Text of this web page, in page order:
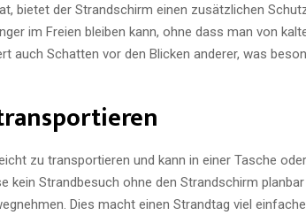
bietet der Strandschirm einen zusätzlichen
im Freien bleiben kann, ohne dass man von
auch Schatten vor den Blicken anderer, was
zu transportieren und kann in einer Tasche
kein Strandbesuch ohne den Strandschirm
Dies macht einen Strandtag viel